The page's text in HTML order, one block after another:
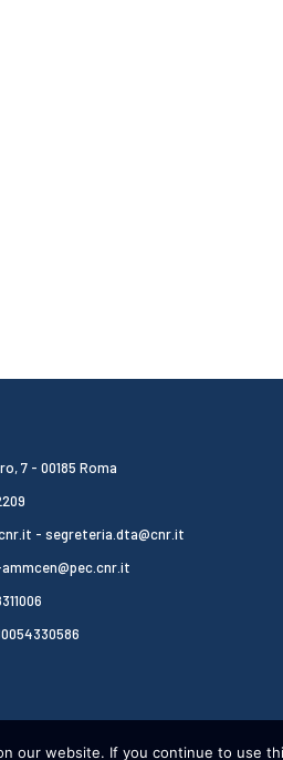
7 - 00185 Roma
- segreteria.dta@cnr.it
our website. If you continue to use